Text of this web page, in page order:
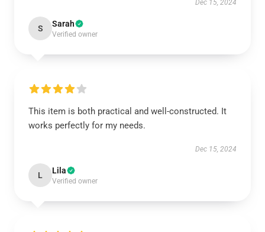
Dec 15, 2024
S Sarah
Verified owner
This item is both practical and well-constructed. It
works perfectly for my needs.
Dec 15, 2024
L Lila
Verified owner